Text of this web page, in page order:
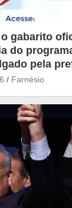
gabarito
do
pela
Farnésio